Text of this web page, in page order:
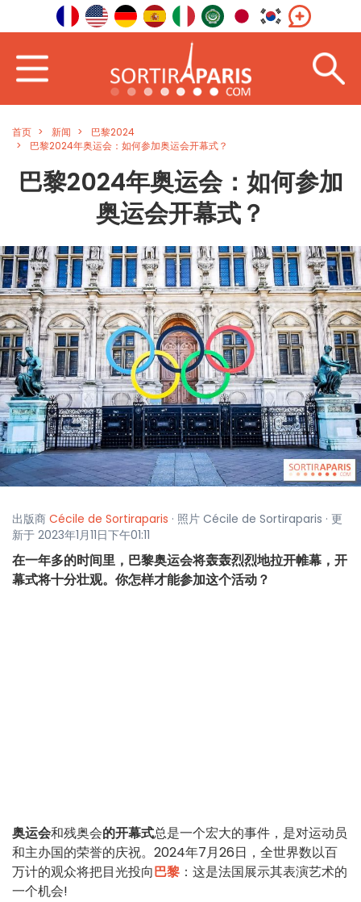
首页 新闻
巴黎2024
巴黎2024年奥运会：如何参加奥运会开幕式？
巴黎2024年奥运会：如何参加
奥运会开幕式？
出版商 Cécile de Sortiraparis · 照片 Cécile de Sortiraparis · 更
新于 2023年1月11日下午01:11
在一年多的时间里，巴黎奥运会将轰轰烈烈地拉开帷幕，开
幕式将十分壮观。你怎样才能参加这个活动？
奥运会和残奥会的开幕式总是一个宏大的事件，是对运动员
和主办国的荣誉的庆祝。2024年7月26日，全世界数以百
万计的观众将把目光投向巴黎 ：这是法国展示其表演艺术的
一个机会!